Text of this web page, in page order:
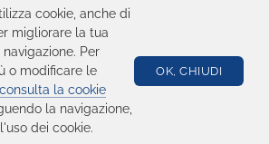
Catalogo
Ricambi
Device
Seguici su
cookie, anche di
migliorare la tua
Per
o modificare le
consulta la cookie
la navigazione,
dei cookie.
OK, CHIUDI